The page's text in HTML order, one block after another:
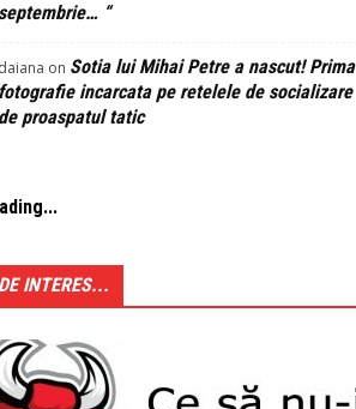
“
on Sotia lui Mihai Petre a nascut! Prima
incarcata pe retelele de socializare
proaspatul tatic
INTERES...